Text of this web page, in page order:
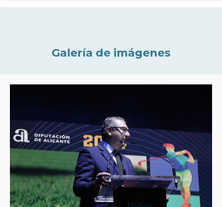
Galería de imágenes